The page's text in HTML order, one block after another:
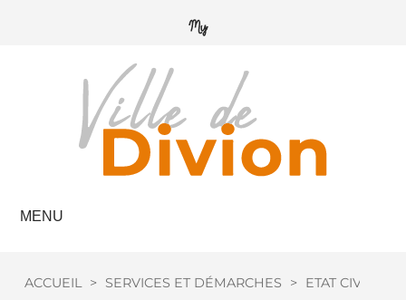
MENU
ACCUEIL > SERVICES ET DÉMARCHES > ETAT CIVIL